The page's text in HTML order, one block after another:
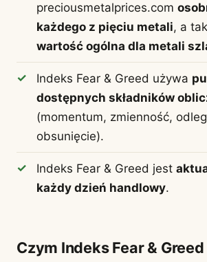
preciousmetalprices.com
każdego z pięciu metali, a
wartość ogólna dla metali
Indeks Fear & Greed używa
dostępnych składników
(momentum, zmienność,
obsunięcie).
Indeks Fear & Greed jest
każdy dzień handlowy.
Czym Indeks Fear &